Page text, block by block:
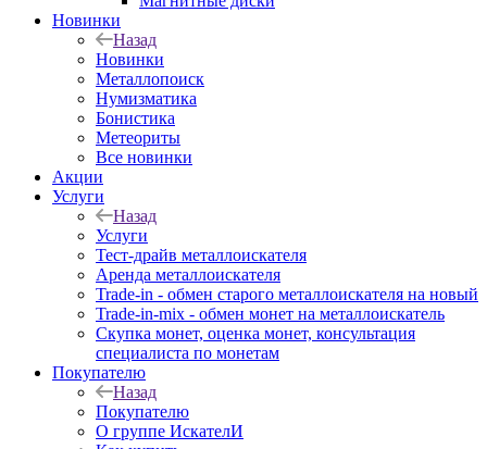
Новинки
Назад
Новинки
Металлопоиск
Нумизматика
Бонистика
Метеориты
Все новинки
Акции
Услуги
Назад
Услуги
Тест-драйв металлоискателя
Аренда металлоискателя
Trade-in - обмен старого металлоискателя на новый
Trade-in-mix - обмен монет на металлоискатель
Скупка монет, оценка монет, консультация
специалиста по монетам
Покупателю
Назад
Покупателю
О группе ИскателИ